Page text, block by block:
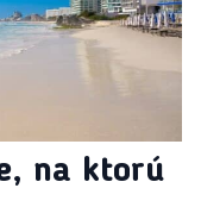
na ktorú